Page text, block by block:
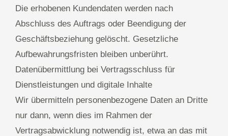
Die erhobenen Kundendaten werden nach
Abschluss des Auftrags oder Beendigung der
Geschäftsbeziehung gelöscht. Gesetzliche
Aufbewahrungsfristen bleiben unberührt.
Datenübermittlung bei Vertragsschluss für
Dienstleistungen und digitale Inhalte
Wir übermitteln personenbezogene Daten an Dritte
nur dann, wenn dies im Rahmen der
Vertragsabwicklung notwendig ist, etwa an das mit